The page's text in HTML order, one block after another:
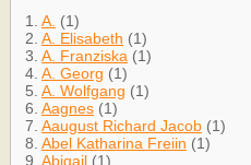
1. A. (1)
2. A. Elisabeth (1)
3. A. Franziska (1)
4. A. Georg (1)
5. A. Wolfgang (1)
6. Aagnes (1)
7. Aaugust Richard Jacob (1)
8. Abel Katharina Freiin (1)
9. Abigail (1)